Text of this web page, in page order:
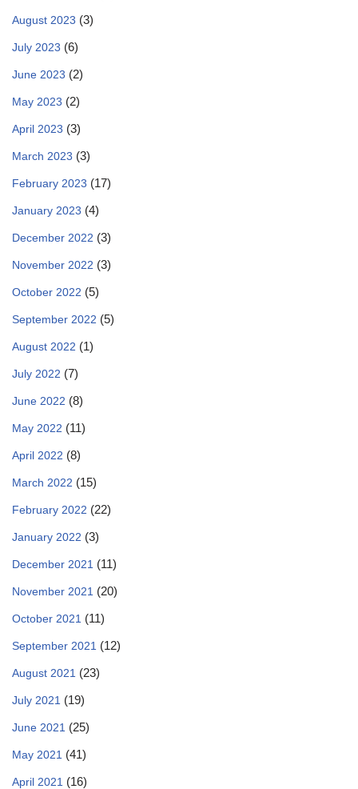
August 2023 (3)
July 2023 (6)
June 2023 (2)
May 2023 (2)
April 2023 (3)
March 2023 (3)
February 2023 (17)
January 2023 (4)
December 2022 (3)
November 2022 (3)
October 2022 (5)
September 2022 (5)
August 2022 (1)
July 2022 (7)
June 2022 (8)
May 2022 (11)
April 2022 (8)
March 2022 (15)
February 2022 (22)
January 2022 (3)
December 2021 (11)
November 2021 (20)
October 2021 (11)
September 2021 (12)
August 2021 (23)
July 2021 (19)
June 2021 (25)
May 2021 (41)
April 2021 (16)